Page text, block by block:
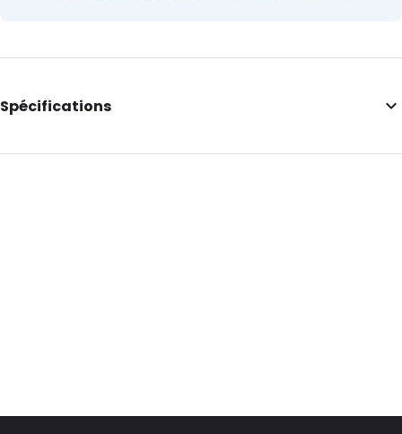
Spécifications
Longueur intérieure: 114